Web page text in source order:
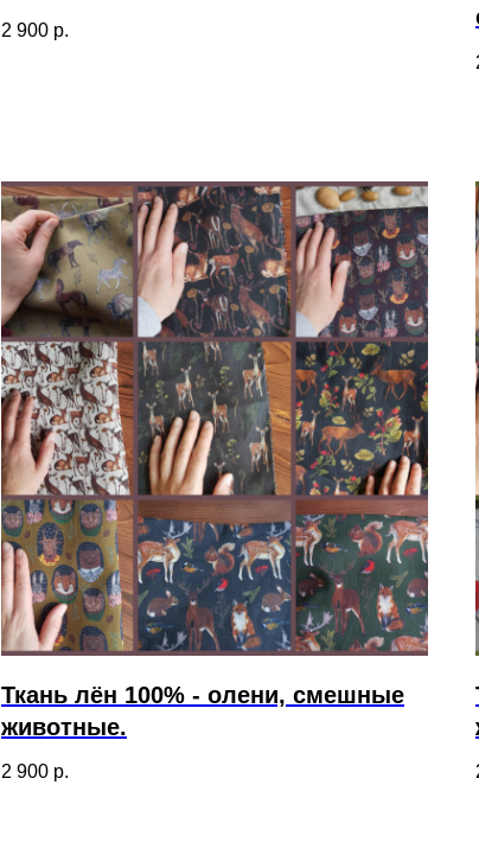
2 900 р.
Ткань лён 100% - олени, смешные
животные.
2 900 р.